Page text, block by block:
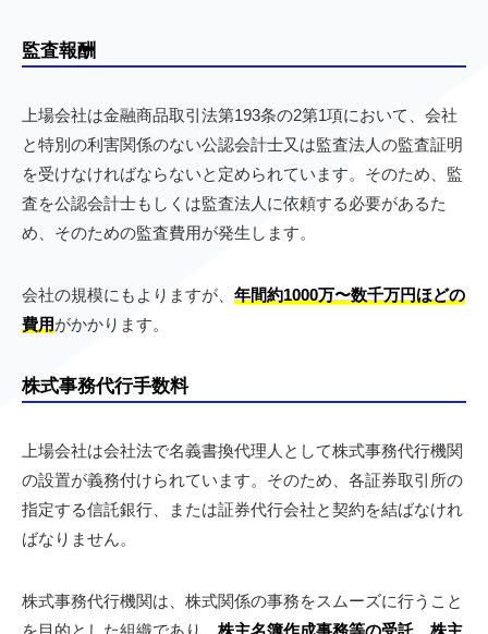
監査報酬
上場会社は金融商品取引法第193条の2第1項において、会社
と特別の利害関係のない公認会計士又は監査法人の監査証明
を受けなければならないと定められています。そのため、監
査を公認会計士もしくは監査法人に依頼する必要があるた
め、そのための監査費用が発生します。
会社の規模にもよりますが、 年間約1000万〜数千万円ほどの
費用がかかります。
株式事務代行手数料
上場会社は会社法で名義書換代理人として株式事務代行機関
の設置が義務付けられています。そのため、各証券取引所の
指定する信託銀行、または証券代行会社と契約を結ばなけれ
ばなりません。
株式事務代行機関は、株式関係の事務をスムーズに行うこと
を目的とした組織であり、 株主名簿作成事務等の受託、株主